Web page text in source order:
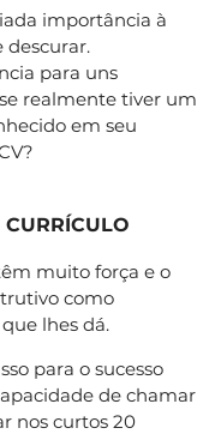
importância à
para uns
realmente tiver um
em seu
muito força e o
como
lhes dá.
para o sucesso
de chamar
nos curtos 20